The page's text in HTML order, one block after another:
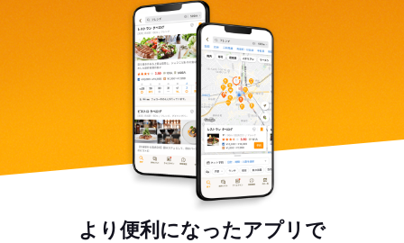
より便利になったアプリで